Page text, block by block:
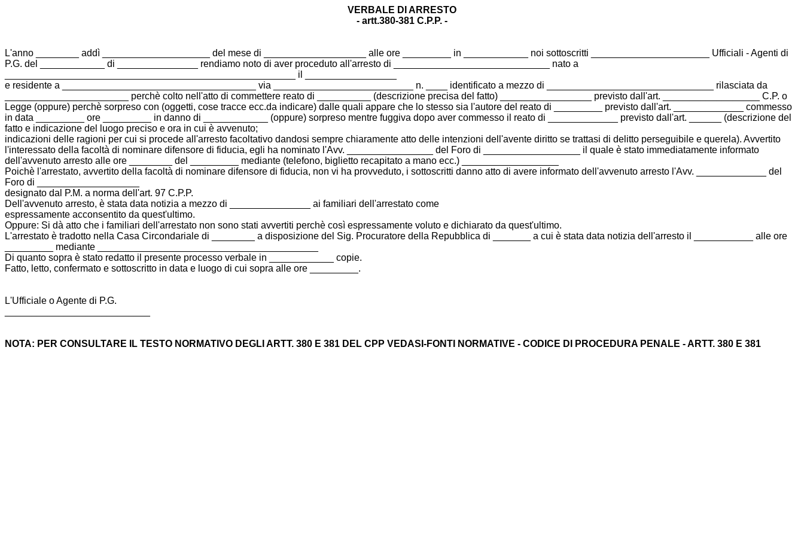
VERBALE DI ARRESTO
- artt.380-381 C.P.P. -
L'anno ________ addì ____________________ del mese di ___________________ alle ore _________ in ____________ noi sottoscritti ______________________ Ufficiali - Agenti di
P.G. del ____________ di _______________ rendiamo noto di aver proceduto all'arresto di _____________________________ nato a
______________________________________________________ il _________________
e residente a ____________________________________ via __________________________ n. ____ identificato a mezzo di _______________________________ rilasciata da
_______________________ perchè colto nell'atto di commettere reato di __________ (descrizione precisa del fatto) _________________ previsto dall'art. __________________ C.P. o
Legge (oppure) perchè sorpreso con (oggetti, cose tracce ecc.da indicare) dalle quali appare che lo stesso sia l'autore del reato di _________ previsto dall'art. _____________ commesso
in data _________ ore _________ in danno di ____________ (oppure) sorpreso mentre fuggiva dopo aver commesso il reato di _____________ previsto dall'art. ______ (descrizione del
fatto e indicazione del luogo preciso e ora in cui è avvenuto;
indicazioni delle ragioni per cui si procede all'arresto facoltativo dandosi sempre chiaramente atto delle intenzioni dell'avente diritto se trattasi di delitto perseguibile e querela). Avvertito
l'interessato della facoltà di nominare difensore di fiducia, egli ha nominato l'Avv. ________________ del Foro di __________________ il quale è stato immediatamente informato
dell'avvenuto arresto alle ore ________ del _________ mediante (telefono, biglietto recapitato a mano ecc.) __________________
Poichè l'arrestato, avvertito della facoltà di nominare difensore di fiducia, non vi ha provveduto, i sottoscritti danno atto di avere informato dell'avvenuto arresto l'Avv. _____________ del
Foro di ___________________
designato dal P.M. a norma dell'art. 97 C.P.P.
Dell'avvenuto arresto, è stata data notizia a mezzo di _______________ ai familiari dell'arrestato come
espressamente acconsentito da quest'ultimo.
Oppure: Si dà atto che i familiari dell'arrestato non sono stati avvertiti perchè così espressamente voluto e dichiarato da quest'ultimo.
L'arrestato è tradotto nella Casa Circondariale di ________ a disposizione del Sig. Procuratore della Repubblica di _______ a cui è stata data notizia dell'arresto il ___________ alle ore
_________ mediante _________________________________________
Di quanto sopra è stato redatto il presente processo verbale in ____________ copie.
Fatto, letto, confermato e sottoscritto in data e luogo di cui sopra alle ore _________.
L'Ufficiale o Agente di P.G.
NOTA: PER CONSULTARE IL TESTO NORMATIVO DEGLI ARTT. 380 E 381 DEL CPP VEDASI-FONTI NORMATIVE - CODICE DI PROCEDURA PENALE - ARTT. 380 E 381